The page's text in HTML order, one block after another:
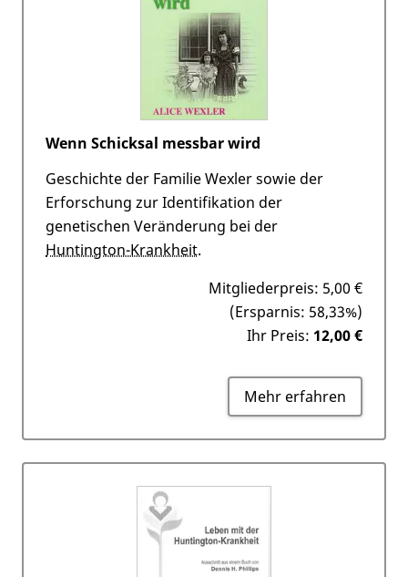
Wenn Schicksal messbar wird
Geschichte der Familie Wexler sowie der
Erforschung zur Identifikation der
genetischen Veränderung bei der
Huntington-Krankheit.
Mitgliederpreis: 5,00 €
(Ersparnis: 58,33%)
Ihr Preis: 12,00 €
Mehr erfahren